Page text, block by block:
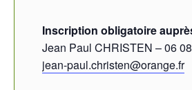
Inscription obligatoire
Jean Paul CHRISTEN – 06
jean-paul.christen@orange.fr